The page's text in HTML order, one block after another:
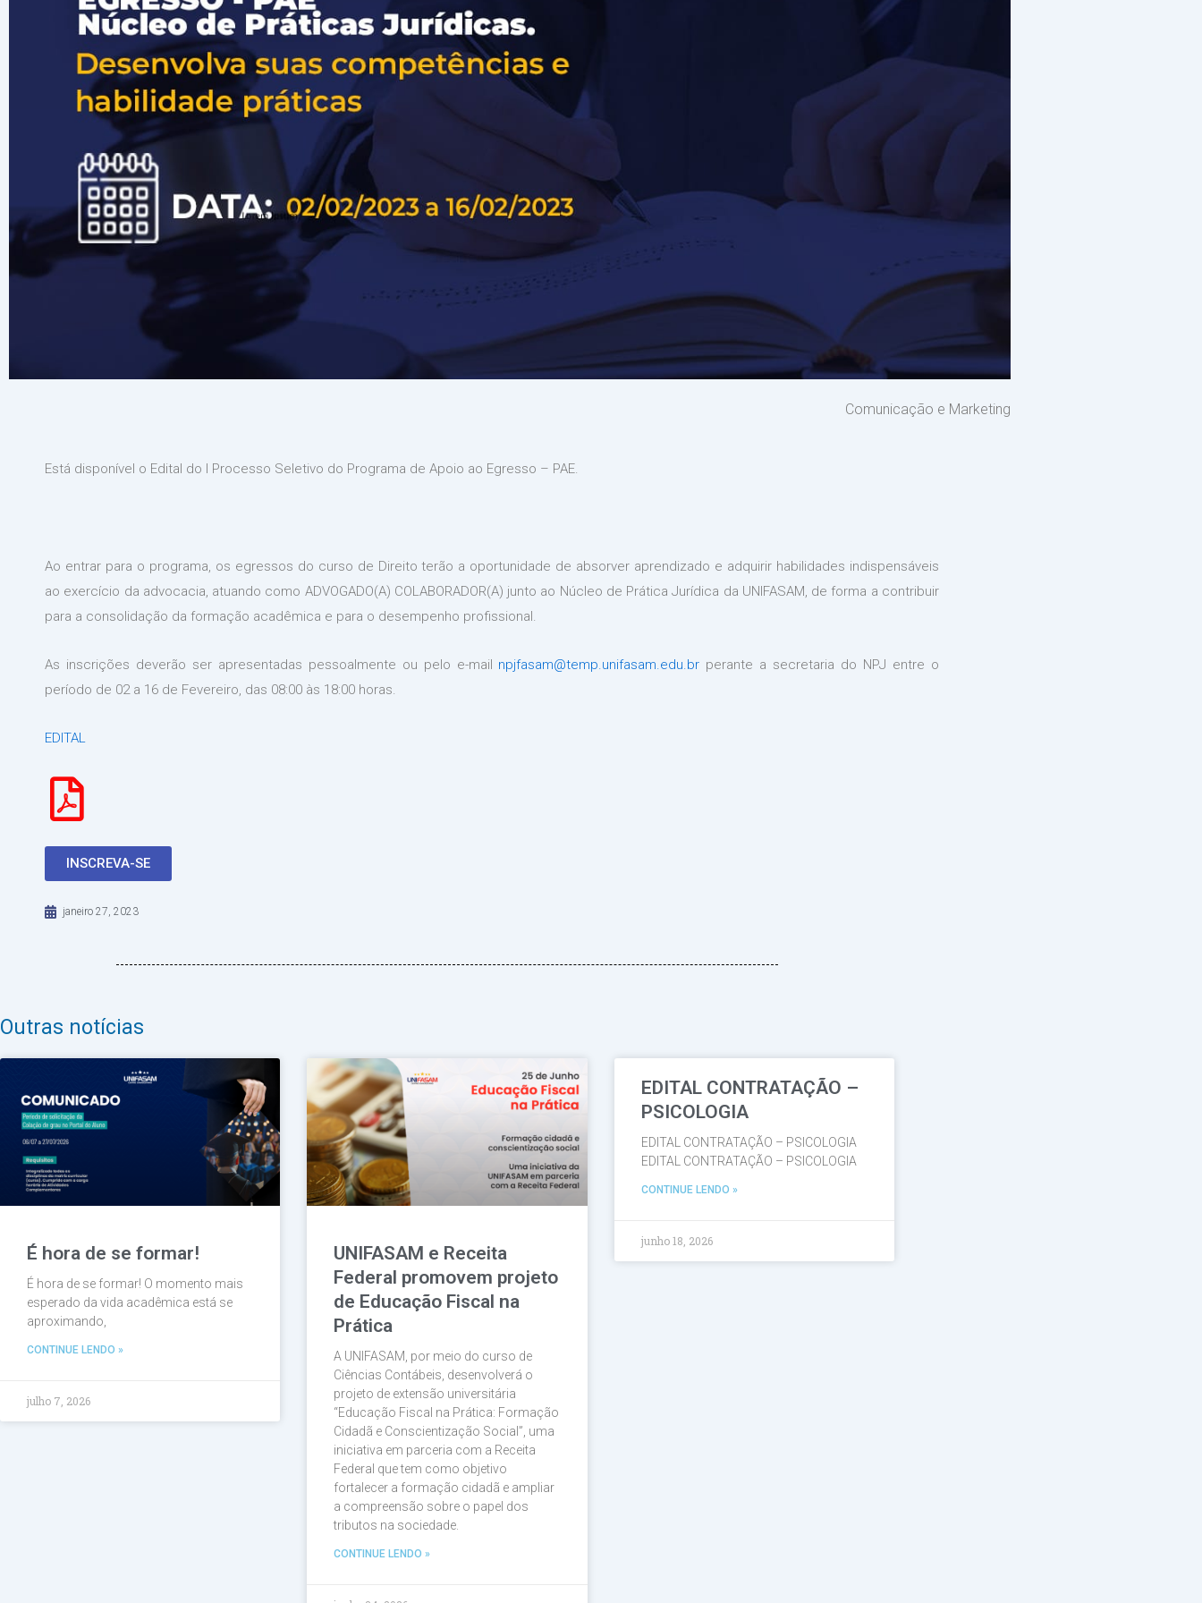
Comunicação e Marketing
Está disponível o Edital do I Processo Seletivo do Programa de Apoio ao Egresso – PAE.
Ao entrar para o programa, os egressos do curso de Direito terão a oportunidade de absorver aprendizado e adquirir habilidades indispensáveis
ao exercício da advocacia, atuando como ADVOGADO(A) COLABORADOR(A) junto ao Núcleo de Prática Jurídica da UNIFASAM, de forma a contribuir
para a consolidação da formação acadêmica e para o desempenho profissional.
As inscrições deverão ser apresentadas pessoalmente ou pelo e-mail npjfasam@temp.unifasam.edu.br perante a secretaria do NPJ entre o
período de 02 a 16 de Fevereiro, das 08:00 às 18:00 horas.
EDITAL
INSCREVA-SE
janeiro 27, 2023
Outras notícias
É hora de se formar!
É hora de se formar! O momento mais
esperado da vida acadêmica está se
aproximando,
CONTINUE LENDO »
julho 7, 2026
UNIFASAM e Receita
Federal promovem projeto
de Educação Fiscal na
Prática
A UNIFASAM, por meio do curso de
Ciências Contábeis, desenvolverá o
projeto de extensão universitária
“Educação Fiscal na Prática: Formação
Cidadã e Conscientização Social”, uma
iniciativa em parceria com a Receita
Federal que tem como objetivo
fortalecer a formação cidadã e ampliar
a compreensão sobre o papel dos
tributos na sociedade.
CONTINUE LENDO »
EDITAL CONTRATAÇÃO –
PSICOLOGIA
EDITAL CONTRATAÇÃO – PSICOLOGIA
EDITAL CONTRATAÇÃO – PSICOLOGIA
CONTINUE LENDO »
junho 18, 2026
Página PáginaPágina
Página